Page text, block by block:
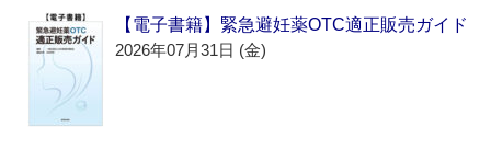
【電子書籍】緊急避妊薬OTC適正販売ガイド
2026年07月31日 (金)